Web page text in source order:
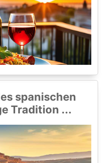
spanischen
Tradition ...